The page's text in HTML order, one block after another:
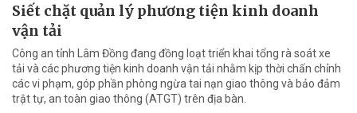
Siết chặt quản lý phương tiện kinh doanh
vận tải
Công an tỉnh Lâm Đồng đang đồng loạt triển khai tổng rà soát xe
tải và các phương tiện kinh doanh vận tải nhằm kịp thời chấn chỉnh
các vi phạm, góp phần phòng ngừa tai nạn giao thông và bảo đảm
trật tự, an toàn giao thông (ATGT) trên địa bàn.